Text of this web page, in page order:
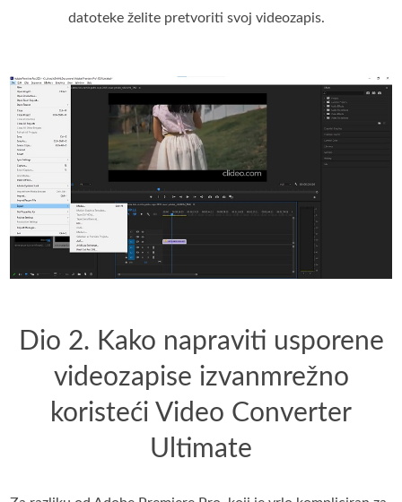
datoteke želite pretvoriti svoj videozapis.
Dio 2. Kako napraviti usporene
videozapise izvanmrežno
koristeći Video Converter
Ultimate